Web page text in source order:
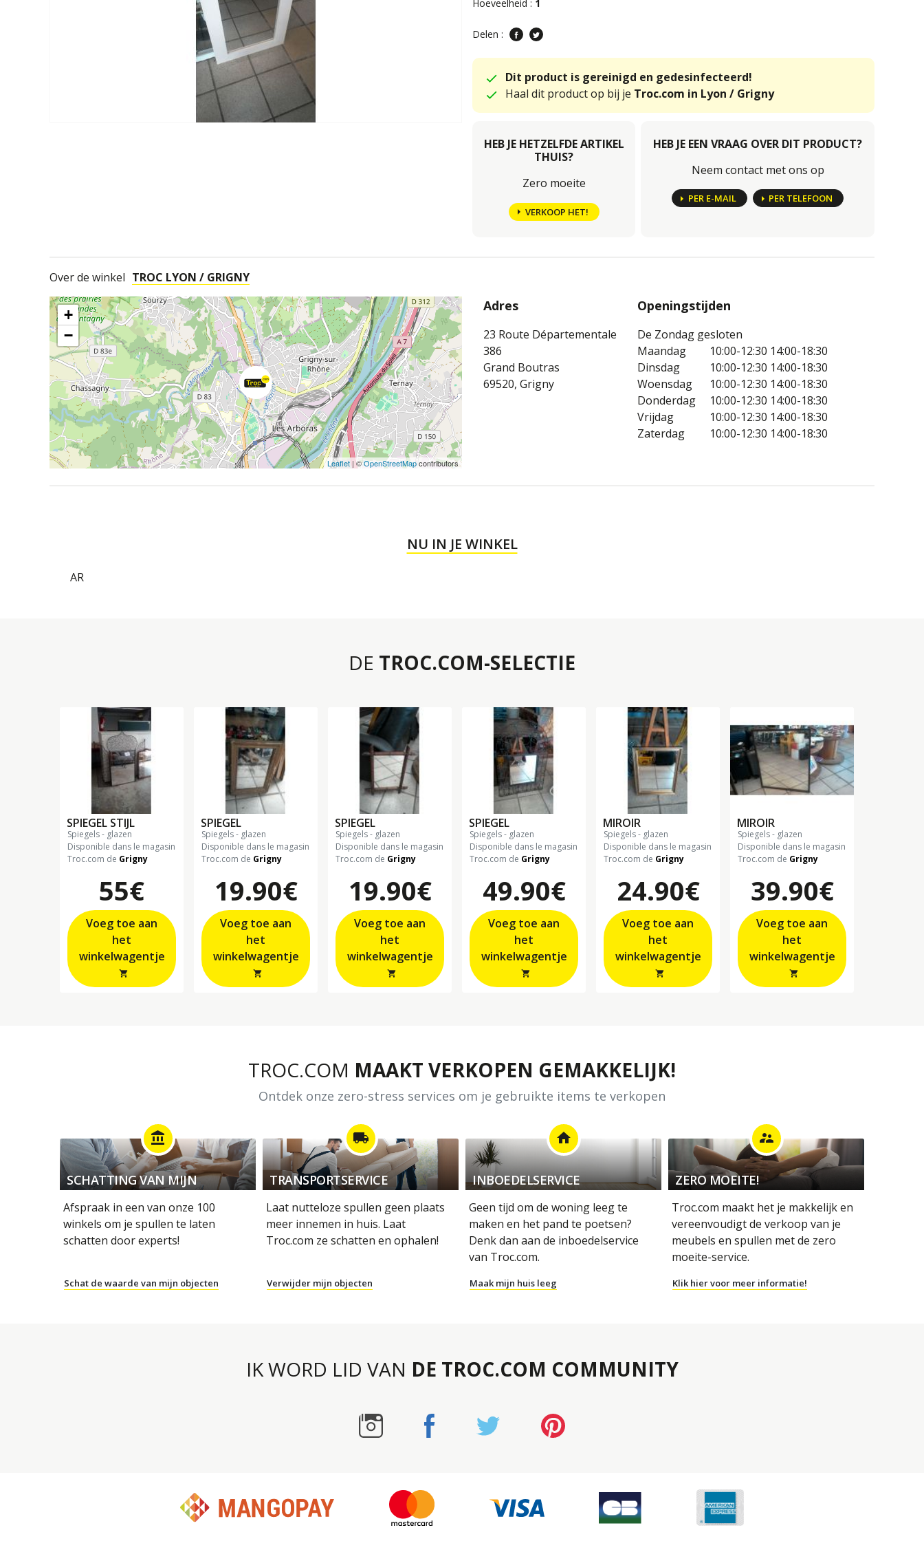
Hoeveelheid : 1
Delen :
Dit product is gereinigd en gedesinfecteerd!
Haal dit product op bij je Troc.com in Lyon / Grigny
HEB JE HETZELFDE ARTIKEL
THUIS?
Zero moeite
VERKOOP HET!
HEB JE EEN VRAAG OVER DIT PRODUCT?
Neem contact met ons op
PER E-MAIL PER TELEFOON
Over de winkel TROC LYON / GRIGNY
+
−
Leaflet| ©OpenStreetMapcontributors
Adres
23 Route Départementale
386
Grand Boutras
69520, Grigny
Openingstijden
De Zondag gesloten
Maandag
10:00-12:30 14:00-18:30
Dinsdag
10:00-12:30 14:00-18:30
Woensdag
10:00-12:30 14:00-18:30
Donderdag
10:00-12:30 14:00-18:30
Vrijdag
10:00-12:30 14:00-18:30
Zaterdag
10:00-12:30 14:00-18:30
NU IN JE WINKEL
AR
DE TROC.COM-SELECTIE
SPIEGEL STIJL
spiegels - glazen
Disponible dans le magasin
Troc.com de Grigny
55€
Voeg toe aan
het
shopping_cart
SPIEGEL
spiegels - glazen
Disponible dans le magasin
Troc.com de Grigny
19.90€
Voeg toe aan
het
shopping_cart
SPIEGEL
spiegels - glazen
Disponible dans le magasin
Troc.com de Grigny
19.90€
Voeg toe aan
het
shopping_cart
SPIEGEL
spiegels - glazen
Disponible dans le magasin
Troc.com de Grigny
49.90€
Voeg toe aan
het
shopping_cart
MIROIR
spiegels - glazen
Disponible dans le magasin
Troc.com de Grigny
24.90€
Voeg toe aan
het
shopping_cart
MIROIR
spiegels - glazen
Disponible dans le magasin
Troc.com de Grigny
39.90€
Voeg toe aan
het
shopping_cart
TROC.COM MAAKT VERKOPEN GEMAKKELIJK!
Ontdek onze zero-stress services om je gebruikte items te verkopen
account_balance
SCHATTING VAN MIJN
OBJECTEN
Afspraak in een van onze 100
winkels om je spullen te laten
schatten door experts!
Schat de waarde van mijn objecten
local_shipping
TRANSPORTSERVICE
Laat nutteloze spullen geen plaats
meer innemen in huis. Laat
Troc.com ze schatten en ophalen!
Verwijder mijn objecten
home
INBOEDELSERVICE
Geen tijd om de woning leeg te
maken en het pand te poetsen?
Denk dan aan de inboedelservice
van Troc.com.
Maak mijn huis leeg
supervisor_account
ZERO MOEITE!
Troc.com maakt het je makkelijk en
vereenvoudigt de verkoop van je
meubels en spullen met de zero
moeite-service.
Klik hier voor meer informatie!
IK WORD LID VAN DE TROC.COM COMMUNITY